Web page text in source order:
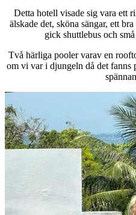
Detta hotell visade sig vara ett
älskade det, sköna sängar, ett
gick shuttlebus och
Två härliga pooler varav en
om vi var i djungeln då det fanns